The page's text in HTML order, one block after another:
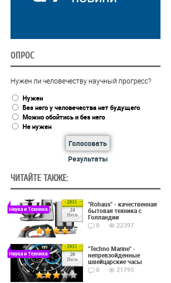
ОПРОС
Нужен ли человечеству научный прогресс?
Нужен
Без него у человечества нет будущего
Можно обойтись и без него
Не нужен
Голосовать
Результаты
ЧИТАЙТЕ ТАКЖЕ:
2015
24
Июль
Наука и Техника
"Rohaus" - качественная
бытовая техника с
Голландии
0
22397
2015
20
Июль
Наука и Техника
"Techno Marine" -
непревзойденные
швейцарские часы
0
21795